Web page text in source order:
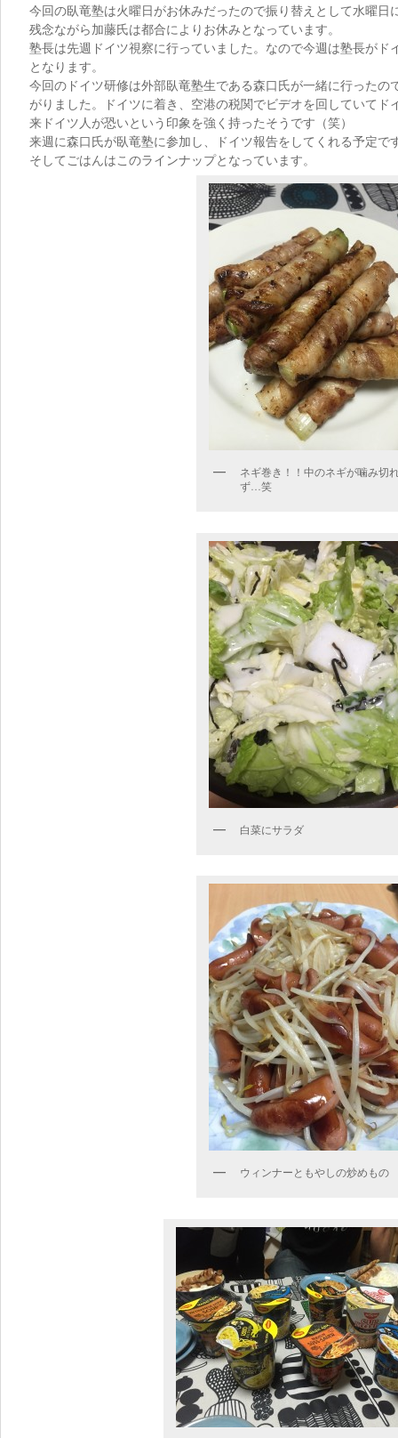
今回の臥竜塾は火曜日がお休みだったので振り替えとして水曜日
残念ながら加藤氏は都合によりお休みとなっています。
塾長は先週ドイツ視察に行っていました。なので今週は塾長がド
となります。
今回のドイツ研修は外部臥竜塾生である森口氏が一緒に行ったの
がりました。ドイツに着き、空港の税関でビデオを回していてド
来ドイツ人が恐いという印象を強く持ったそうです（笑）
来週に森口氏が臥竜塾に参加し、ドイツ報告をしてくれる予定で
そしてごはんはこのラインナップとなっています。
ネギ巻き！！中のネギが噛み切
ず…笑
白菜にサラダ
ウィンナーともやしの炒めもの